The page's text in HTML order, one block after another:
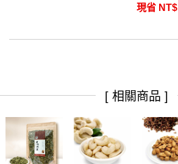
現省 NT$
[ 相關商品 ]